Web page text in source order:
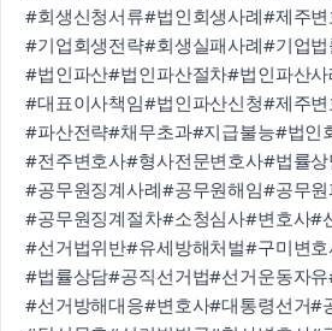
#회생신청서류#법인회생사례#제주
#기업회생전략#회생실패사례#기업법
#법인파산#법인파산절차#법인파산
#대표이사책임#법인파산신청#제주
#파산전략#채무초과#지급불능#법인
#전주변호사#형사전문변호사#법률
#공무원징계사례#공무원해임#공무
#공무원징계절차#소청심사#변호사#
#선거법위반#유세방해처벌#구미변
#법률상담#공직선거법#선거운동자유
#선거방해대응#변호사#대통령선거#